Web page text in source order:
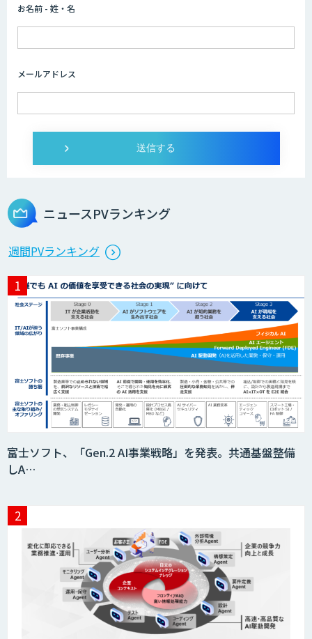
DXセカンドオピニオン
生産計画最適化AIソリューション
サテライトAI
BIGDAT@Analysis
Kurrant.ai
KIBIT Amanogawa
お名前 - 姓・名
メールアドレス
ニュースPVランキング
週間PVランキング
富士ソフト、「Gen.2 AI事業戦略」を発表。共通基盤整備
しA…